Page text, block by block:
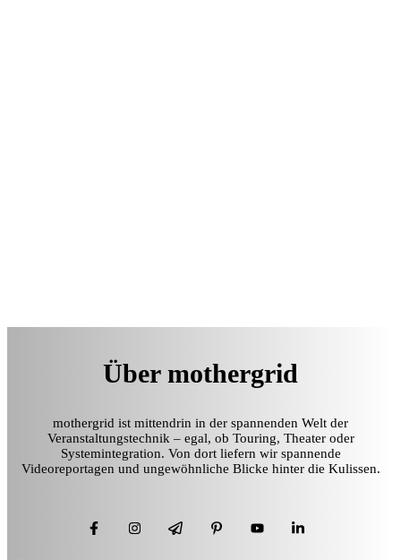
Über mothergrid
mothergrid ist mittendrin in der spannenden Welt der
Veranstaltungstechnik – egal, ob Touring, Theater oder
Systemintegration. Von dort liefern wir spannende
Videoreportagen und ungewöhnliche Blicke hinter die Kulissen.